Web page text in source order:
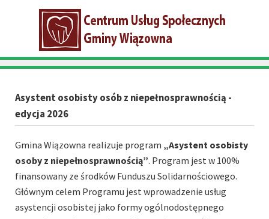
Asystent osobisty osób z niepełnosprawnością -
edycja 2026
Gmina Wiązowna realizuje program „Asystent osobisty
osoby z niepełnosprawnością”. Program jest w 100%
finansowany ze środków Funduszu Solidarnościowego.
Głównym celem Programu jest wprowadzenie usług
asystencji osobistej jako formy ogólnodostępnego